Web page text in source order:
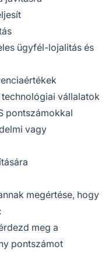
ügyfél-lojalitás és
vállalatok
pontszámokkal
vagy
megértése, hogy
meg a
pontszámot